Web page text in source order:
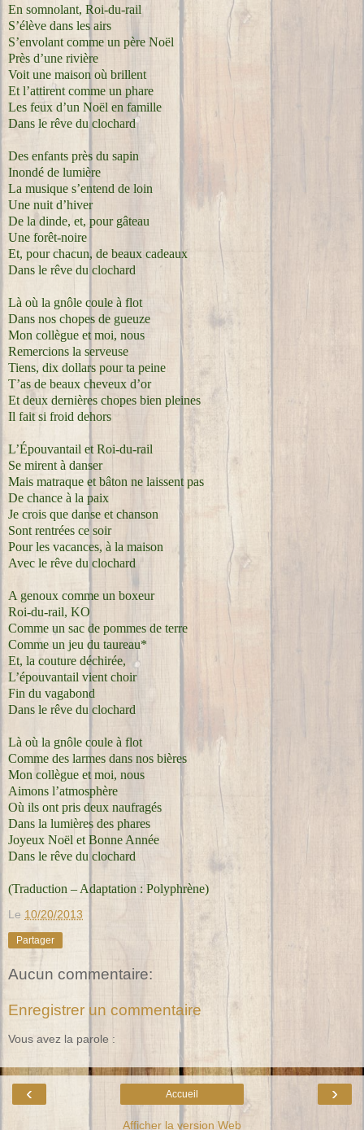
En somnolant, Roi-du-rail
S’élève dans les airs
S’envolant comme un père Noël
Près d’une rivière
Voit une maison où brillent
Et l’attirent comme un phare
Les feux d’un Noël en famille
Dans le rêve du clochard
Des enfants près du sapin
Inondé de lumière
La musique s’entend de loin
Une nuit d’hiver
De la dinde, et, pour gâteau
Une forêt-noire
Et, pour chacun, de beaux cadeaux
Dans le rêve du clochard
Là où la gnôle coule à flot
Dans nos chopes de gueuze
Mon collègue et moi, nous
Remercions la serveuse
Tiens, dix dollars pour ta peine
T’as de beaux cheveux d’or
Et deux dernières chopes bien pleines
Il fait si froid dehors
L’Épouvantail et Roi-du-rail
Se mirent à danser
Mais matraque et bâton ne laissent pas
De chance à la paix
Je crois que danse et chanson
Sont rentrées ce soir
Pour les vacances, à la maison
Avec le rêve du clochard
A genoux comme un boxeur
Roi-du-rail, KO
Comme un sac de pommes de terre
Comme un jeu du taureau*
Et, la couture déchirée,
L’épouvantail vient choir
Fin du vagabond
Dans le rêve du clochard
Là où la gnôle coule à flot
Comme des larmes dans nos bières
Mon collègue et moi, nous
Aimons l’atmosphère
Où ils ont pris deux naufragés
Dans la lumières des phares
Joyeux Noël et Bonne Année
Dans le rêve du clochard
(Traduction – Adaptation : Polyphrène)
Le 10/20/2013
Partager
Aucun commentaire:
Enregistrer un commentaire
Vous avez la parole :
‹ ›
Accueil
Afficher la version Web